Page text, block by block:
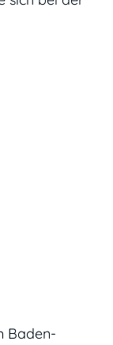
Baden-